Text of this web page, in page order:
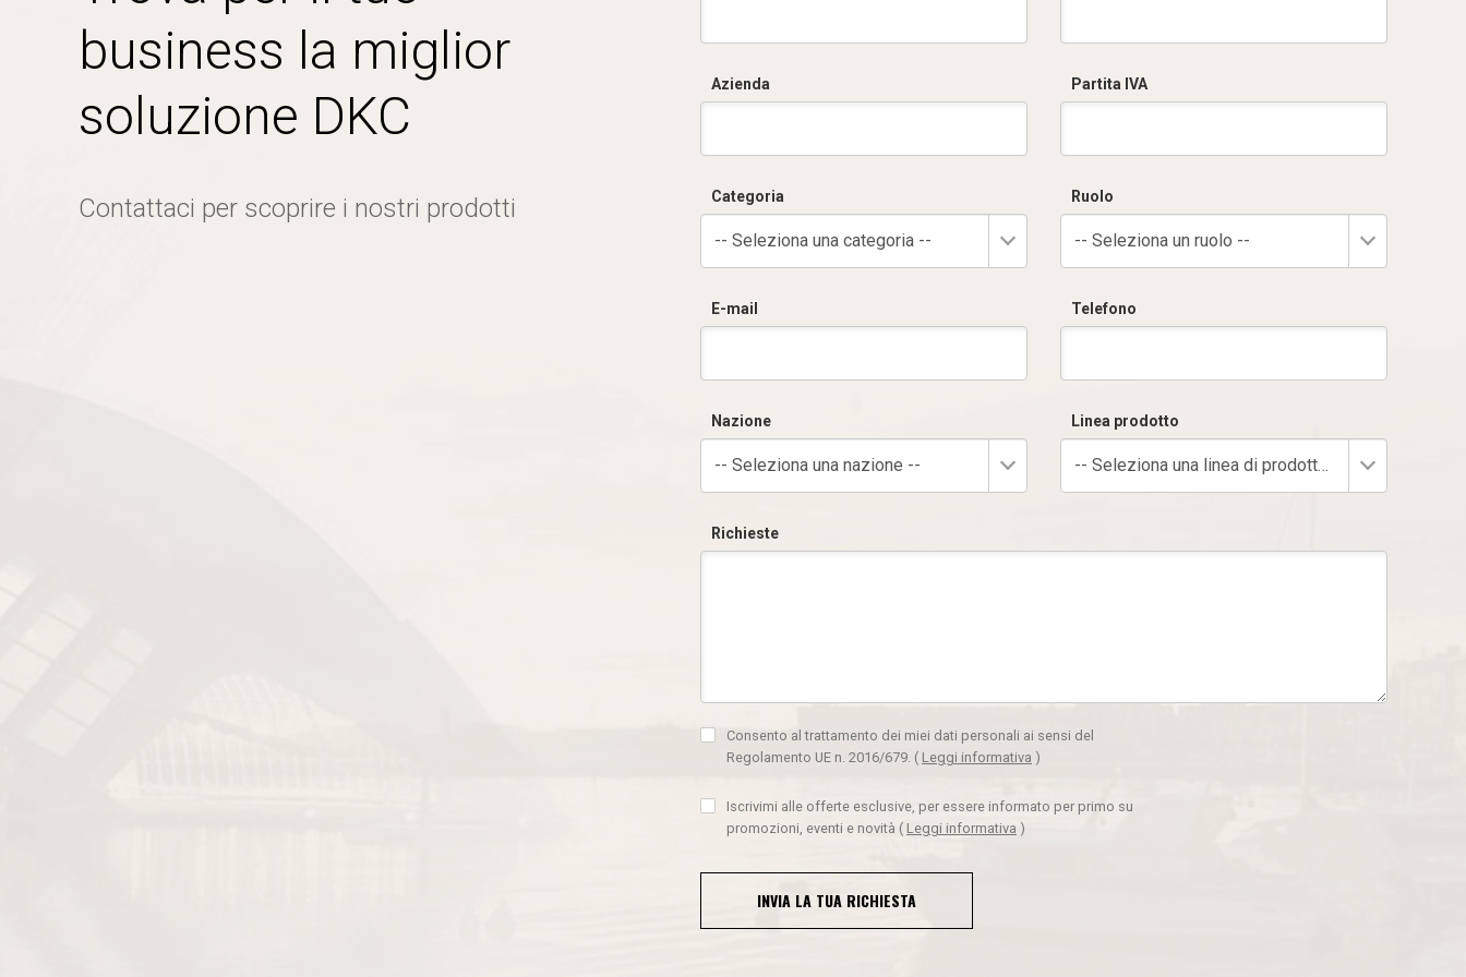
business la miglior
soluzione DKC
Contattaci per scoprire i nostri prodotti
Azienda Partita IVA
Categoria
-- Seleziona una categoria --
Ruolo
-- Seleziona un ruolo --
E-mail Telefono
Nazione
-- Seleziona una nazione --
Linea prodotto
-- Seleziona una linea di prodotto --
Richieste
Consento al trattamento dei miei dati personali ai sensi del
Regolamento UE n. 2016/679. ( Leggi informativa )
Iscrivimi alle offerte esclusive, per essere informato per primo su
promozioni, eventi e novità ( Leggi informativa )
INVIA LA TUA RICHIESTA